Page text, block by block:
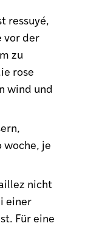
ressuyé,
vor der
zu
rose
wind und
woche, je
nicht
einer
Für eine